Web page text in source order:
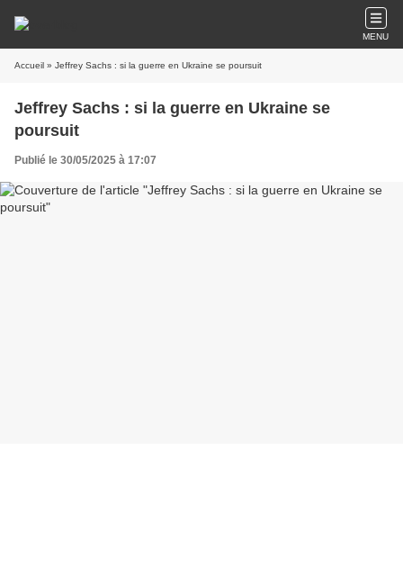
MENU
Accueil » Jeffrey Sachs : si la guerre en Ukraine se poursuit
Jeffrey Sachs : si la guerre en Ukraine se
poursuit
Publié le 30/05/2025 à 17:07